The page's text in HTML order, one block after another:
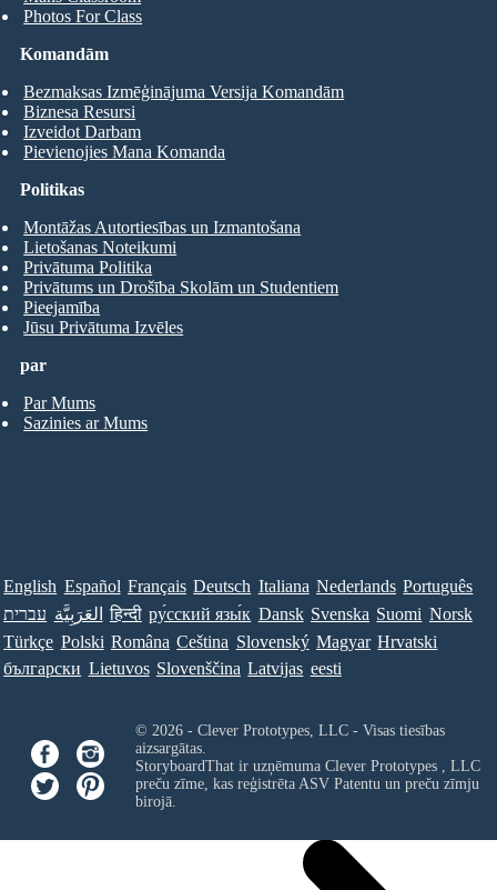
Photos For Class
Komandām
Bezmaksas Izmēģinājuma Versija Komandām
Biznesa Resursi
Izveidot Darbam
Pievienojies Mana Komanda
par
Par Mums
Sazinies ar Mums
Politikas
Montāžas Autortiesības un Izmantošana
Lietošanas Noteikumi
Privātuma Politika
Privātums un Drošība Skolām un Studentiem
Pieejamība
Jūsu Privātuma Izvēles
English Español Français Deutsch Italiana Nederlands Português
עברית العَرَبِيَّة हिन्दी ру́сский язы́к Dansk Svenska Suomi Norsk
Türkçe Polski Româna Ceština Slovenský Magyar Hrvatski
български Lietuvos Slovenščina Latvijas eesti
© 2026 - Clever Prototypes, LLC - Visas tiesības
aizsargātas.
StoryboardThat ir uzņēmuma Clever Prototypes , LLC
preču zīme, kas reģistrēta ASV Patentu un preču zīmju
birojā.